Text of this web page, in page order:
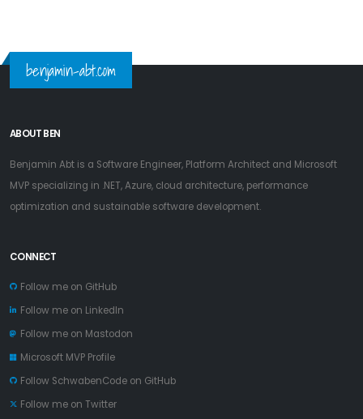
benjamin-abt.com
ABOUT BEN
Benjamin Abt is a Software Engineer, Platform Architect and Microsoft
MVP specializing in .NET, Azure, cloud architecture, performance
optimization and sustainable software development.
CONNECT
Follow me on GitHub
Follow me on LinkedIn
Follow me on Mastodon
Microsoft MVP Profile
Follow SchwabenCode on GitHub
Follow me on Twitter